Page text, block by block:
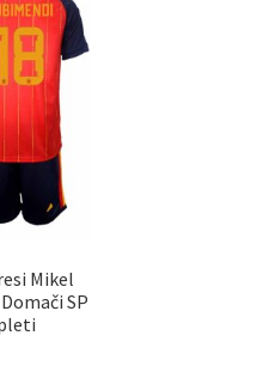
lahko
izberete
na
strani
izdelka
Mikel
SP